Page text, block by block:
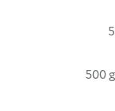
5
500 g